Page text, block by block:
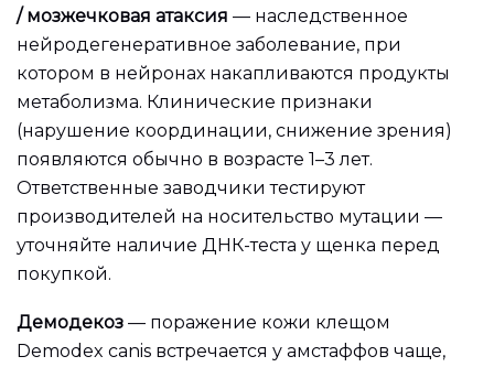
/ мозжечковая атаксия — наследственное
нейродегенеративное заболевание, при
котором в нейронах накапливаются продукты
метаболизма. Клинические признаки
(нарушение координации, снижение зрения)
появляются обычно в возрасте 1–3 лет.
Ответственные заводчики тестируют
производителей на носительство мутации —
уточняйте наличие ДНК-теста у щенка перед
покупкой.
Демодекоз — поражение кожи клещом
Demodex canis встречается у амстаффов чаще,